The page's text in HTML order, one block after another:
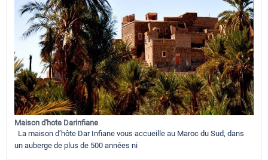
Maison d'hote Darinfiane
La maison d’hôte Dar Infiane vous accueille au Maroc du Sud, dans
un auberge de plus de 500 années ni